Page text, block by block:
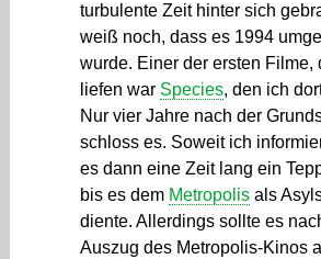
turbulente Zeit hinter sich
weiß noch, dass es 1994
wurde. Einer der ersten Filme,
liefen war Species, den ich
Nur vier Jahre nach der
schloss es. Soweit ich
es dann eine Zeit lang ein
bis es dem Metropolisals
diente. Allerdings sollte es
Auszug des Metropolis-Kinos